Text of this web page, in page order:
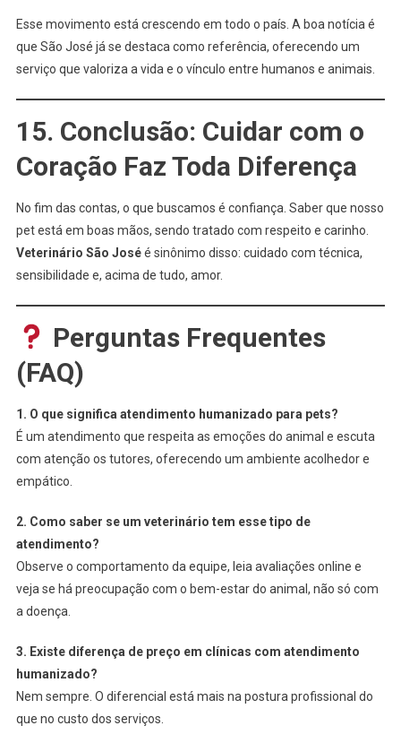
Esse movimento está crescendo em todo o país. A boa notícia é
que São José já se destaca como referência, oferecendo um
serviço que valoriza a vida e o vínculo entre humanos e animais.
15. Conclusão: Cuidar com o
Coração Faz Toda Diferença
No fim das contas, o que buscamos é confiança. Saber que nosso
pet está em boas mãos, sendo tratado com respeito e carinho.
Veterinário São Joséé sinônimo disso: cuidado com técnica,
sensibilidade e, acima de tudo, amor.
Perguntas Frequentes
(FAQ)
1. O que significa atendimento humanizado para pets?
É um atendimento que respeita as emoções do animal e escuta
com atenção os tutores, oferecendo um ambiente acolhedor e
empático.
2. Como saber se um veterinário tem esse tipo de
atendimento?
Observe o comportamento da equipe, leia avaliações online e
veja se há preocupação com o bem-estar do animal, não só com
a doença.
3. Existe diferença de preço em clínicas com atendimento
humanizado?
Nem sempre. O diferencial está mais na postura profissional do
que no custo dos serviços.